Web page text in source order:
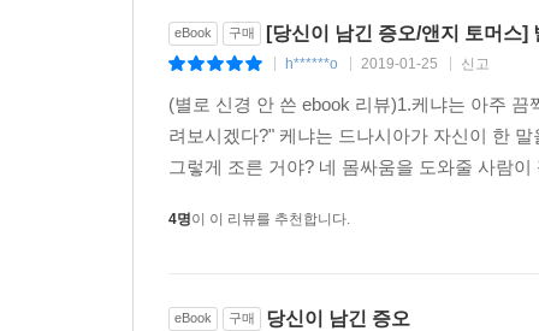
eBook 구매 [당신이 남긴 증오/앤지 토머스]
h******o 2019-01-25 신고
(별로 신경 안 쓴 ebook 리뷰)1.케냐는 아주
려보시겠다?" 케냐는 드나시아가 자신이 한
그렇게 조른 거야? 네 몸싸움을 도와줄 사람
4명이 이 리뷰를 추천합니다.
eBook 구매 당신이 남긴 증오